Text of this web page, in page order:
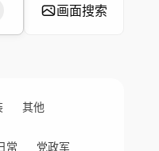
画面搜索
其他
常
党政军